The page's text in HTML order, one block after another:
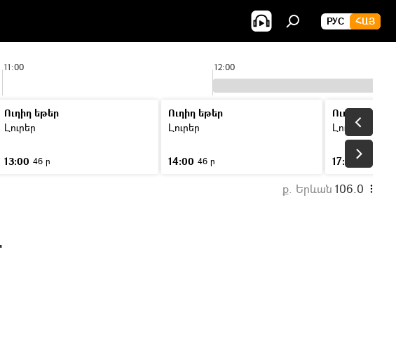
РУС ՀԱՅ
11:00 12:00
Ուղիղ եթեր
Լուրեր
13:00 46 ր
Ուղիղ եթեր
Լուրեր
14:00 46 ր
Ուղիղ եթեր
Լուրեր
17:00
ք. Երևան 106.0